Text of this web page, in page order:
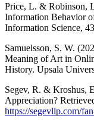
Price, L. & Robinson,
Information Behavior
Information Science,
Samuelsson, S. W.
Meaning of Art in
History. Upsala
Segev, R. & Kroshus,
Appreciation?
https://segevllp.com/